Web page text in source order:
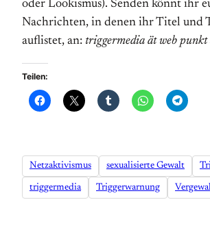
oder Lookismus). Senden könnt ihr
Nachrichten, in denen ihr Titel und
auflistet, an: triggermedia ät web punkt
Teilen:
Netzaktivismus sexualisierte Gewalt
triggermedia Triggerwarnung